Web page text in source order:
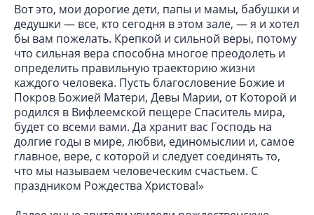
Вот это, мои дорогие дети, папы и мамы, бабушки и
дедушки — все, кто сегодня в этом зале, — я и хотел
бы вам пожелать. Крепкой и сильной веры, потому
что сильная вера способна многое преодолеть и
определить правильную траекторию жизни
каждого человека. Пусть благословение Божие и
Покров Божией Матери, Девы Марии, от Которой и
родился в Вифлеемской пещере Спаситель мира,
будет со всеми вами. Да хранит вас Господь на
долгие годы в мире, любви, единомыслии и, самое
главное, вере, с которой и следует соединять то,
что мы называем человеческим счастьем. С
праздником Рождества Христова!»